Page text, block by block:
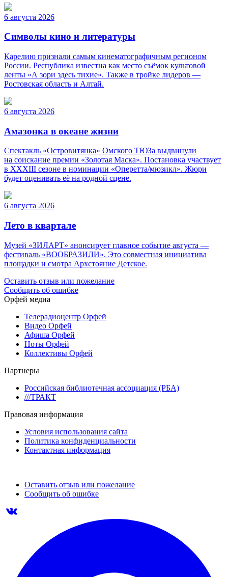
6 августа 2026
Символы кино и литературы
Карелию признали самым кинематографичным регионом
России. Республика известна как место съёмок культовой
ленты «А зори здесь тихие». Также в тройке лидеров —
Ростовская область и Алтай.
6 августа 2026
Амазонка в океане жизни
Спектакль «Островитянка» Омского ТЮЗа выдвинули
на соискание премии «Золотая Маска». Постановка участвует
в XXXIII сезоне в номинации «Оперетта/мюзикл». Жюри
будет оценивать её на родной сцене.
6 августа 2026
Лето в квартале
Музей «ЗИЛАРТ» анонсирует главное событие августа —
фестиваль «ВООБРАЗИЛИ». Это совместная инициатива
площадки и смотра Архстояние Детское.
Оставить отзыв или пожелание
Сообщить об ошибке
Орфей медиа
Телерадиоцентр Орфей
Видео Орфей
Афиша Орфей
Ноты Орфей
Коллективы Орфей
Партнеры
Российская библиотечная ассоциация (РБА)
///ТРАКТ
Правовая информация
Условия использования сайта
Политика конфиденциальности
Контактная информация
Оставить отзыв или пожелание
Сообщить об ошибке